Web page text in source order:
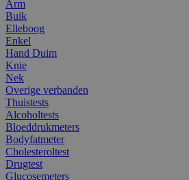
Arm
Buik
Elleboog
Enkel
Hand Duim
Knie
Nek
Overige verbanden
Thuistests
Alcoholtests
Bloeddrukmeters
Bodyfatmeter
Cholesteroltest
Drugtest
Glucosemeters